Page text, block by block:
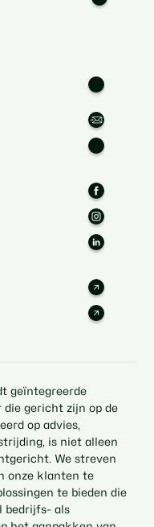
geïntegreerde
die gericht zijn op de
op advies,
is niet alleen
We streven
onze klanten te
te bieden die
bedrijfs- als